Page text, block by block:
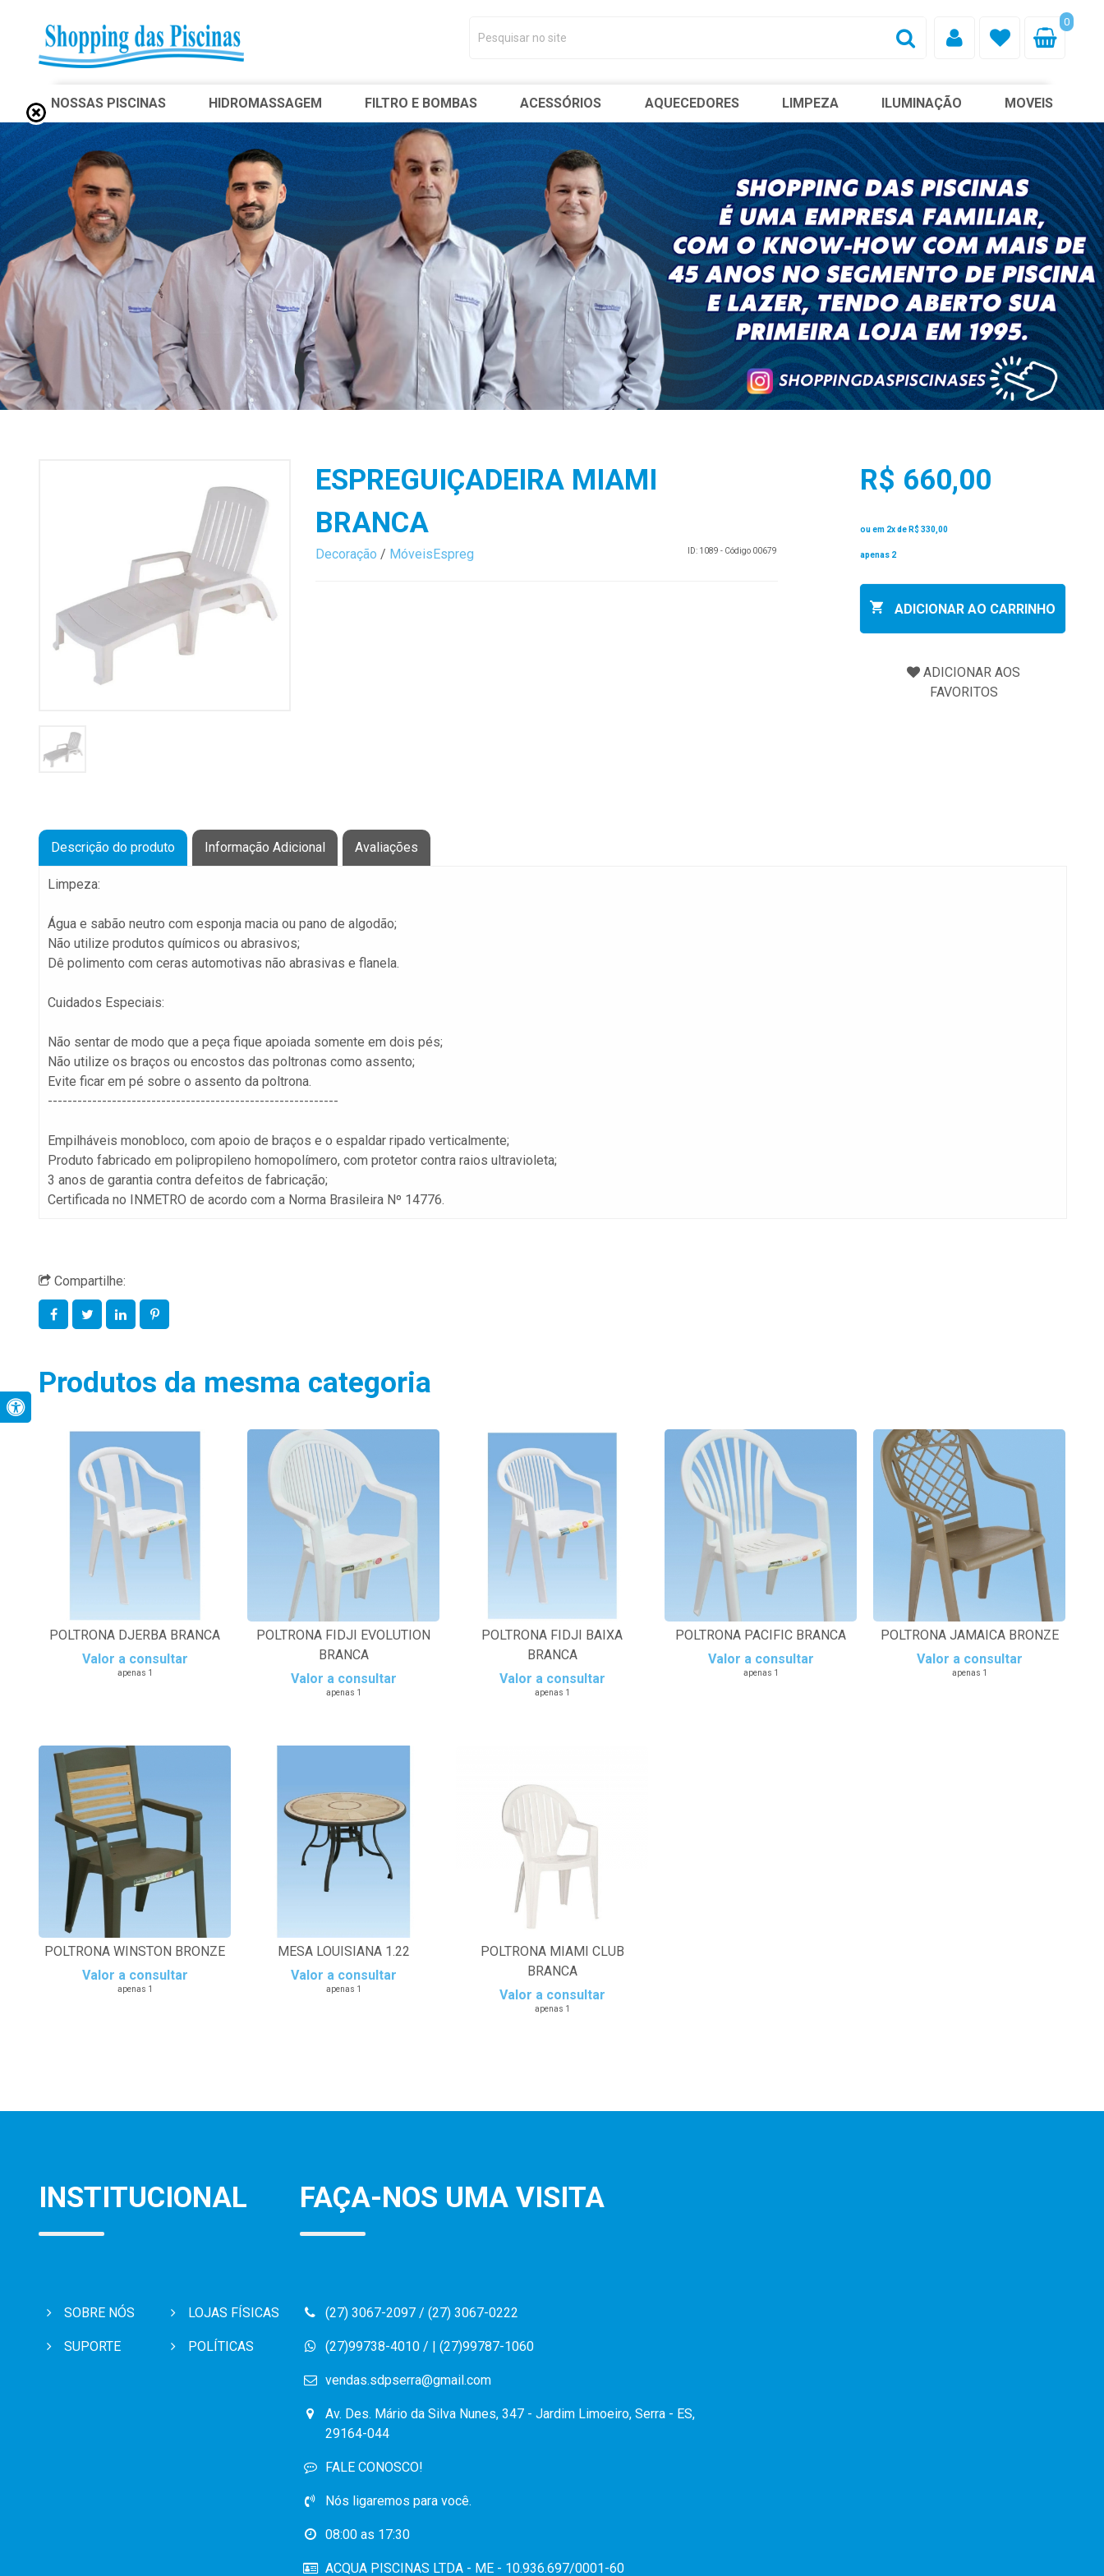
0
NOSSAS PISCINAS HIDROMASSAGEM FILTRO E BOMBAS ACESSÓRIOS AQUECEDORES LIMPEZA ILUMINAÇÃO MOVEIS
ESPREGUIÇADEIRA MIAMI
BRANCA
Decoração / MóveisEspreg ID: 1089 - Código 00679
R$ 660,00
ou em 2x de R$ 330,00
apenas 2
ADICIONAR AO CARRINHO
Descrição do produto Informação Adicional Avaliações
Limpeza:
Água e sabão neutro com esponja macia ou pano de algodão;
Não utilize produtos químicos ou abrasivos;
Dê polimento com ceras automotivas não abrasivas e flanela.
Cuidados Especiais:
Não sentar de modo que a peça fique apoiada somente em dois pés;
Não utilize os braços ou encostos das poltronas como assento;
Evite ficar em pé sobre o assento da poltrona.
-----------------------------------------------------------
Empilháveis monobloco, com apoio de braços e o espaldar ripado verticalmente;
Produto fabricado em polipropileno homopolímero, com protetor contra raios ultravioleta;
3 anos de garantia contra defeitos de fabricação;
Certificada no INMETRO de acordo com a Norma Brasileira Nº 14776.
Compartilhe:
Produtos da mesma categoria
POLTRONA DJERBA BRANCA
Valor a consultar
apenas 1
POLTRONA FIDJI EVOLUTION
BRANCA
Valor a consultar
apenas 1
POLTRONA FIDJI BAIXA
BRANCA
Valor a consultar
apenas 1
POLTRONA PACIFIC BRANCA
Valor a consultar
apenas 1
POLTRONA JAMAICA BRONZE
Valor a consultar
apenas 1
POLTRONA WINSTON BRONZE
Valor a consultar
apenas 1
MESA LOUISIANA 1.22
Valor a consultar
apenas 1
POLTRONA MIAMI CLUB
BRANCA
Valor a consultar
apenas 1
INSTITUCIONAL
SOBRE NÓS LOJAS FÍSICAS
SUPORTE POLÍTICAS
FAÇA-NOS UMA VISITA
(27) 3067-2097 / (27) 3067-0222
(27)99738-4010 / | (27)99787-1060
vendas.sdpserra@gmail.com
Av. Des. Mário da Silva Nunes, 347 - Jardim Limoeiro, Serra - ES,
29164-044
FALE CONOSCO!
Nós ligaremos para você.
08:00 as 17:30
ACQUA PISCINAS LTDA - ME - 10.936.697/0001-60